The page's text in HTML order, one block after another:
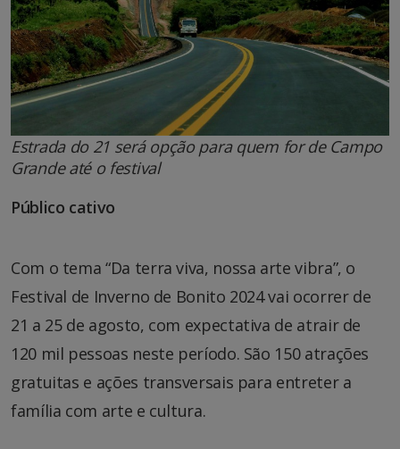
Estrada do 21 será opção para quem for de Campo
Grande até o festival
Público cativo
Com o tema “Da terra viva, nossa arte vibra”, o
Festival de Inverno de Bonito 2024 vai ocorrer de
21 a 25 de agosto, com expectativa de atrair de
120 mil pessoas neste período. São 150 atrações
gratuitas e ações transversais para entreter a
família com arte e cultura.